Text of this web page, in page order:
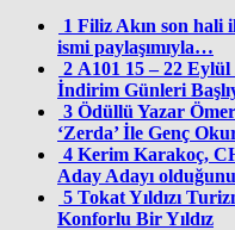
1 Filiz Akın son hali
ismi paylaşımıyla…
2 A101 15 – 22
İndirim Günleri
3 Ödüllü Yazar
‘Zerda’ İle Genç
4 Kerim Karakoç,
Aday Adayı olduğunu
5 Tokat Yıldızı
Konforlu Bir Yıldız